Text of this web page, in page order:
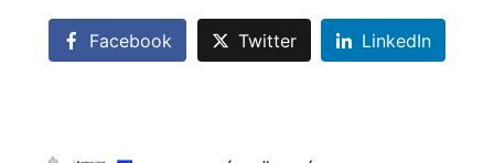
Facebook Twitter LinkedIn